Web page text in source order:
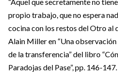
propio trabajo, que no espera
cocina con los restos del Otro al
Alain Miller en “Una
de la transferencia” del libro
Paradojas del Pase”, pp. 146-147.